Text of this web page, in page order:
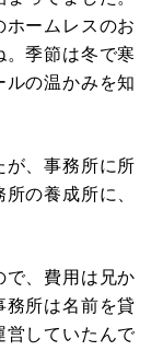
ホームレスのお
。季節は冬で寒
の温かみを知
、事務所に所
の養成所に、
で、費用は兄か
務所は名前を貸
営していたんで